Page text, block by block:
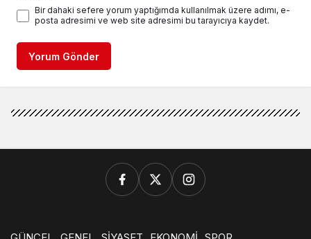
Bir dahaki sefere yorum yaptığımda kullanılmak üzere adımı, e-
posta adresimi ve web site adresimi bu tarayıcıya kaydet.
Yorum Gönder